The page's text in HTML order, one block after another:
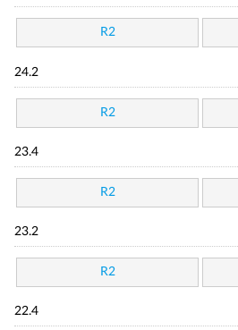
R2
24.2
R2
23.4
R2
23.2
R2
22.4